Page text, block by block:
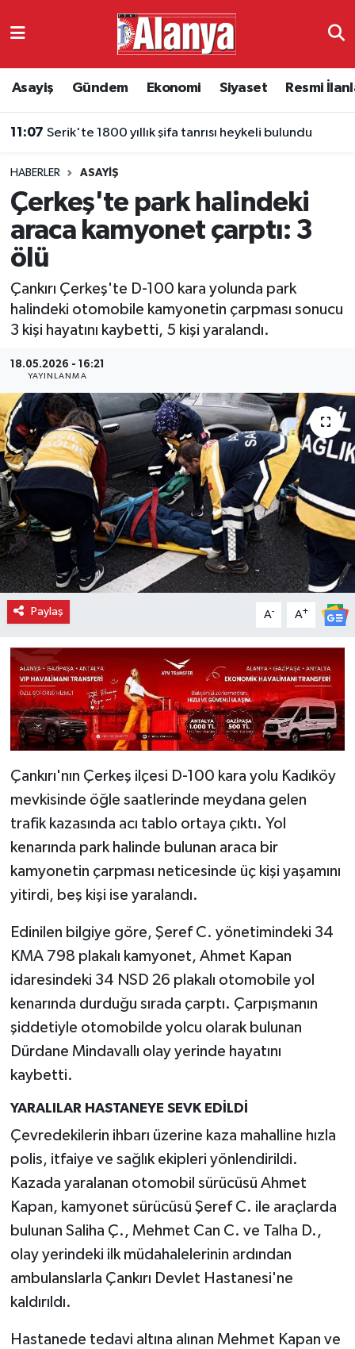
Asayiş Gündem Ekonomi Siyaset Resmi
11:07 Serik'te 1800 yıllık şifa tanrısı heykeli bulundu
HABERLER ASAYIŞ
Çerkeş'te park halindeki
araca kamyonet çarptı: 3
ölü
Çankırı Çerkeş'te D-100 kara yolunda park
halindeki otomobile kamyonetin çarpması sonucu
3 kişi hayatını kaybetti, 5 kişi yaralandı.
18.05.2026 - 16:21
YAYINLANMA
Paylaş A- A+
Çankırı'nın Çerkeş ilçesi D-100 kara yolu Kadıköy
mevkisinde öğle saatlerinde meydana gelen
trafik kazasında acı tablo ortaya çıktı. Yol
kenarında park halinde bulunan araca bir
kamyonetin çarpması neticesinde üç kişi yaşamını
yitirdi, beş kişi ise yaralandı.
Edinilen bilgiye göre, Şeref C. yönetimindeki 34
KMA 798 plakalı kamyonet, Ahmet Kapan
idaresindeki 34 NSD 26 plakalı otomobile yol
kenarında durduğu sırada çarptı. Çarpışmanın
şiddetiyle otomobilde yolcu olarak bulunan
Dürdane Mindavallı olay yerinde hayatını
kaybetti.
YARALILAR HASTANEYE SEVK EDİLDİ
Çevredekilerin ihbarı üzerine kaza mahalline hızla
polis, itfaiye ve sağlık ekipleri yönlendirildi.
Kazada yaralanan otomobil sürücüsü Ahmet
Kapan, kamyonet sürücüsü Şeref C. ile araçlarda
bulunan Saliha Ç., Mehmet Can C. ve Talha D.,
olay yerindeki ilk müdahalelerinin ardından
ambulanslarla Çankırı Devlet Hastanesi'ne
kaldırıldı.
Hastanede tedavi altına alınan Mehmet Kapan ve
Ekonomi
Resmi İlanlar
Alanyaspor
Turizm
Antalya Namaz Vakitleri
Antalya Trafik Yoğunluk Haritası
Süper Lig Puan Durumu ve Fikstür
Tüm Manşetler
Son Dakika Haberleri